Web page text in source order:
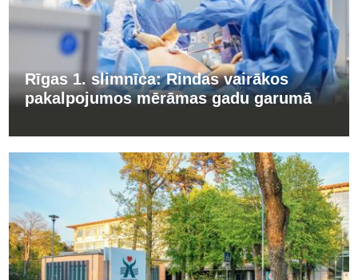
Rīgas 1. slimnīca: Rindas vairākos
pakalpojumos mērāmas gadu garumā